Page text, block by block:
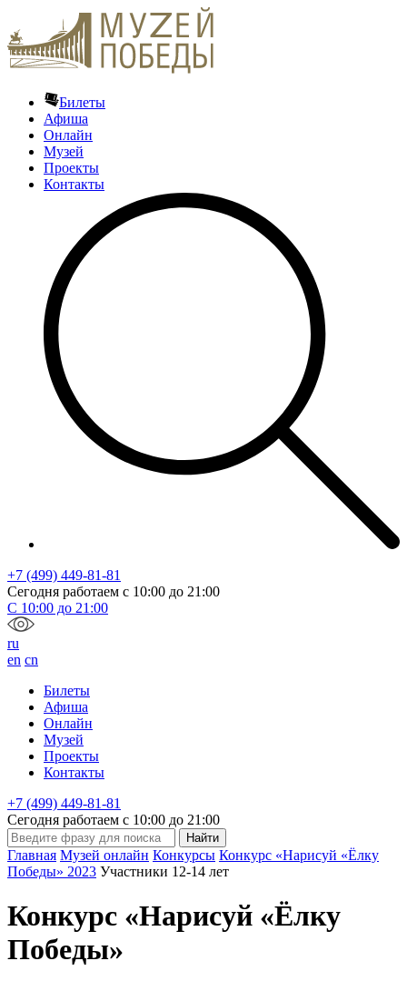
Билеты
Афиша
Онлайн
Музей
Проекты
Контакты
+7 (499) 449-81-81
Сегодня работаем с 10:00 до 21:00
С 10:00 до 21:00
ru
en cn
Билеты
Афиша
Онлайн
Музей
Проекты
Контакты
+7 (499) 449-81-81
Сегодня работаем с 10:00 до 21:00
Главная Музей онлайн Конкурсы Конкурс «Нарисуй «Ёлку
Победы» 2023 Участники 12-14 лет
Конкурс «Нарисуй «Ёлку
Победы»